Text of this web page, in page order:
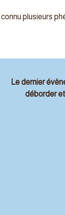
connu plusieurs
Le dernier
déborder